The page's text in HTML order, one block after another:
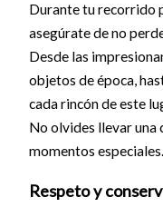
Durante tu recorrido
asegúrate de no
Desde las
objetos de época,
cada rincón de este
No olvides llevar una
momentos especiales.
Respeto y